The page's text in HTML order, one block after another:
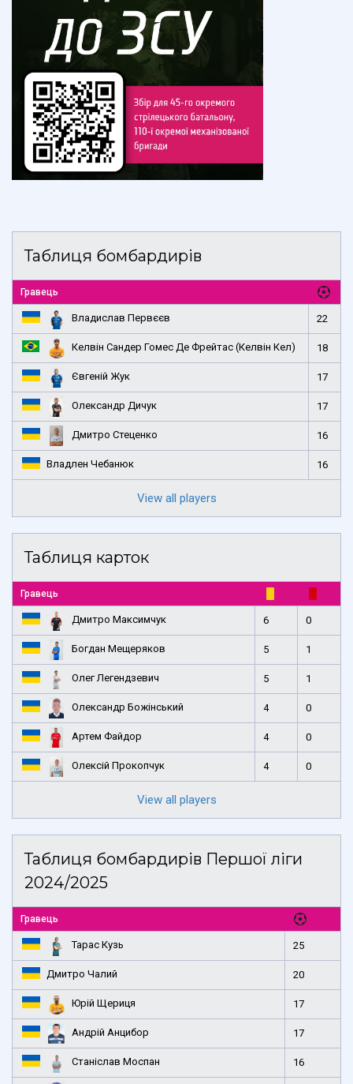
Таблиця бомбардирів
Гравець
Владислав Первєєв 22
Келвін Сандер Гомес Де Фрейтас (Келвін Кел) 18
Євгеній Жук 17
Олександр Дичук 17
Дмитро Стеценко 16
Владлен Чебанюк 16
View all players
Таблиця карток
Гравець
Дмитро Максимчук 6 0
Богдан Мещеряков 5 1
Олег Легендзевич 5 1
Олександр Божінський 4 0
Артем Файдор 4 0
Олексій Прокопчук 4 0
View all players
Таблиця бомбардирів Першої ліги
2024/2025
Гравець
Тарас Кузь 25
Дмитро Чалий 20
Юрій Щериця 17
Андрій Анцибор 17
Станіслав Моспан 16